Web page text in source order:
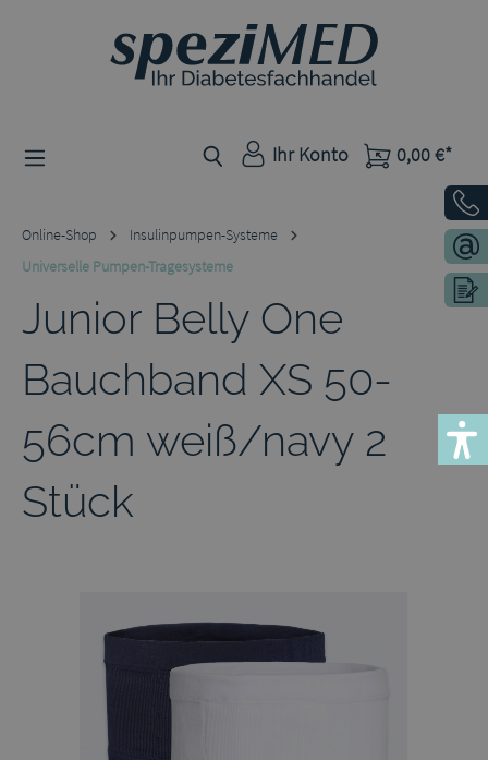
Zum Hauptinhalt springen
Ihr Konto 0,00 €*
Online-Shop
Insulinpumpen-Systeme
Universelle Pumpen-Tragesysteme
Junior Belly One
Bauchband XS 50-
56cm weiß/navy 2
Stück